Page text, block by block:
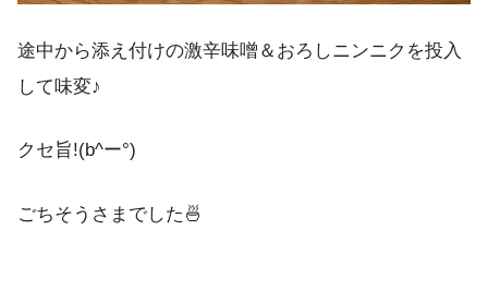
途中から添え付けの激辛味噌＆おろしニンニクを投入
して味変♪
クセ旨!(b^ー°)
ごちそうさまでした🍜